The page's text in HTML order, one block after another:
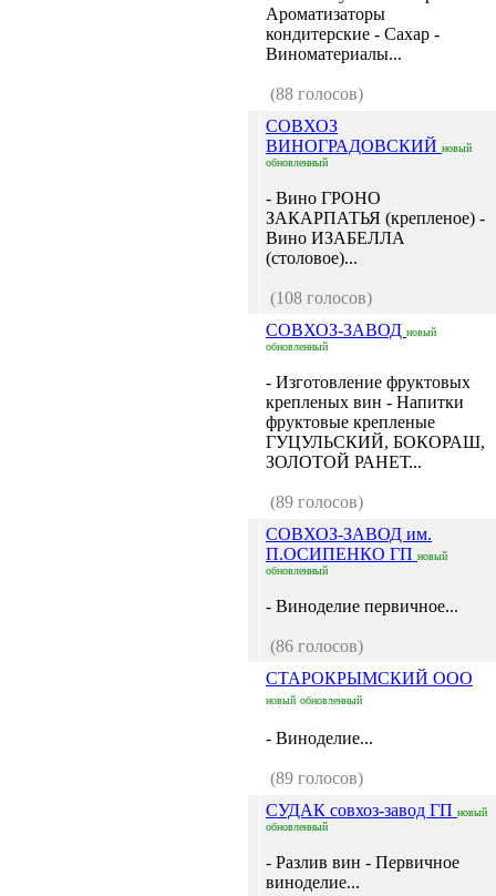
Ароматизаторы
кондитерские - Сахар -
Виноматериалы...
(88 голосов)
СОВХОЗ
ВИНОГРАДОВСКИЙ новый
обновленный
- Вино ГРОНО
ЗАКАРПАТЬЯ (крепленое) -
Вино ИЗАБЕЛЛА
(столовое)...
(108 голосов)
СОВХОЗ-ЗАВОД новый
обновленный
- Изготовление фруктовых
крепленых вин - Напитки
фруктовые крепленые
ГУЦУЛЬСКИЙ, БОКОРАШ,
ЗОЛОТОЙ РАНЕТ...
(89 голосов)
СОВХОЗ-ЗАВОД им.
П.ОСИПЕНКО ГП новый
обновленный
- Виноделие первичное...
(86 голосов)
СТАРОКРЫМСКИЙ ООО
новый обновленный
- Виноделие...
(89 голосов)
СУДАК совхоз-завод ГП новый
обновленный
- Разлив вин - Первичное
виноделие...